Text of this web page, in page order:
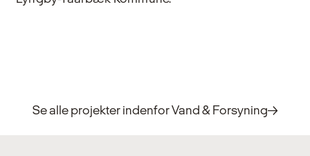
Se alle projekter indenfor Vand & Forsyning